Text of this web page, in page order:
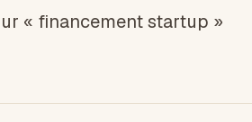
« financement startup »